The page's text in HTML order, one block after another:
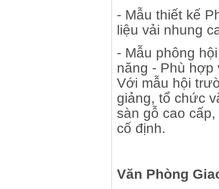
- Mẫu thiết kế
liệu vải nhung
- Mẫu phông
năng - Phù
Với mẫu hội
giảng, tổ chức
sàn gỗ cao
cố định.
Văn Phòng